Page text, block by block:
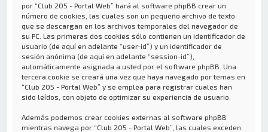
por “Club 205 - Portal Web” hará al software phpBB crear un
número de cookies, las cuales son un pequeño archivo de texto
que se descargan en los archivos temporales del navegador de
su PC. Las primeras dos cookies sólo contienen un identificador de
usuario (de aquí en adelante “user-id”) y un identificador de
sesión anónima (de aquí en adelante “session-id”),
automáticamente asignada a usted por el software phpBB. Una
tercera cookie se creará una vez que haya navegado por temas en
“Club 205 - Portal Web” y se emplea para registrar cuales han
sido leídos, con objeto de optimizar su experiencia de usuario.
Además podemos crear cookies externas al software phpBB
mientras navega por “Club 205 - Portal Web”, las cuales exceden